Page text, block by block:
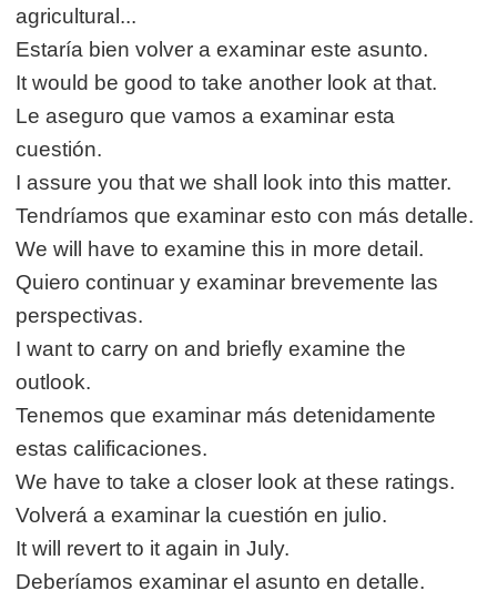
agricultural...
Estaría bien volver a examinar este asunto.
It would be good to take another look at that.
Le aseguro que vamos a examinar esta
cuestión.
I assure you that we shall look into this matter.
Tendríamos que examinar esto con más detalle.
We will have to examine this in more detail.
Quiero continuar y examinar brevemente las
perspectivas.
I want to carry on and briefly examine the
outlook.
Tenemos que examinar más detenidamente
estas calificaciones.
We have to take a closer look at these ratings.
Volverá a examinar la cuestión en julio.
It will revert to it again in July.
Deberíamos examinar el asunto en detalle.